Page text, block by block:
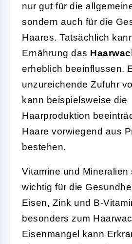
nur gut für die
sondern auch für die
Haares. Tatsächlich
Ernährung das
erheblich beeinflussen.
unzureichende Zufuhr
kann beispielsweise die
Haarproduktion
Haare vorwiegend aus
bestehen.
Vitamine und Mineralien
wichtig für die
Eisen, Zink und B-
besonders zum
Eisenmangel kann